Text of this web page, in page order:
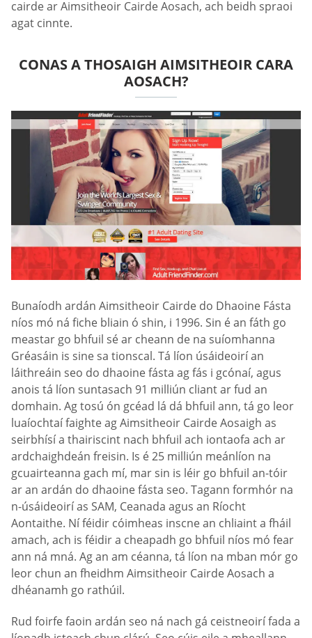
cairde ar Aimsitheoir Cairde Aosach, ach beidh spraoi
agat cinnte.
CONAS A THOSAIGH AIMSITHEOIR CARA
AOSACH?
Bunaíodh ardán Aimsitheoir Cairde do Dhaoine Fásta
níos mó ná fiche bliain ó shin, i 1996. Sin é an fáth go
meastar go bhfuil sé ar cheann de na suíomhanna
Gréasáin is sine sa tionscal. Tá líon úsáideoirí an
láithreáin seo do dhaoine fásta ag fás i gcónaí, agus
anois tá líon suntasach 91 milliún cliant ar fud an
domhain. Ag tosú ón gcéad lá dá bhfuil ann, tá go leor
luaíochtaí faighte ag Aimsitheoir Cairde Aosaigh as
seirbhísí a thairiscint nach bhfuil ach iontaofa ach ar
ardchaighdeán freisin. Is é 25 milliún meánlíon na
gcuairteanna gach mí, mar sin is léir go bhfuil an-tóir
ar an ardán do dhaoine fásta seo. Tagann formhór na
n-úsáideoirí as SAM, Ceanada agus an Ríocht
Aontaithe. Ní féidir cóimheas inscne an chliaint a fháil
amach, ach is féidir a cheapadh go bhfuil níos mó fear
ann ná mná. Ag an am céanna, tá líon na mban mór go
leor chun an fheidhm Aimsitheoir Cairde Aosach a
dhéanamh go rathúil.
Rud foirfe faoin ardán seo ná nach gá ceistneoirí fada a